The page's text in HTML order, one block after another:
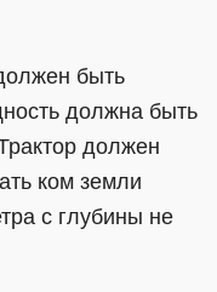
быть
должна быть
должен
ком земли
с глубины не